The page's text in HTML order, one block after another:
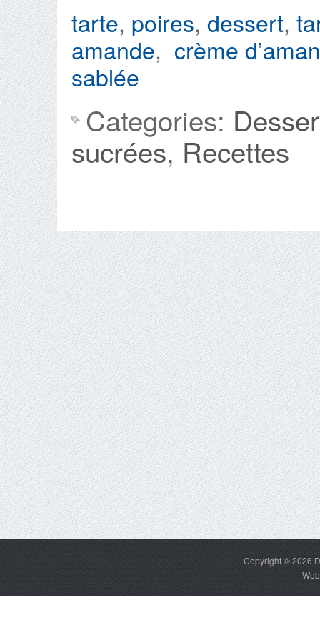
tarte, poires, dessert,
amande, crème
sablée
Categories:
sucrées, Recettes
Copyright © 2026